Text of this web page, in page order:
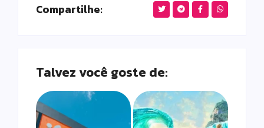
Compartilhe:
Talvez você goste de: